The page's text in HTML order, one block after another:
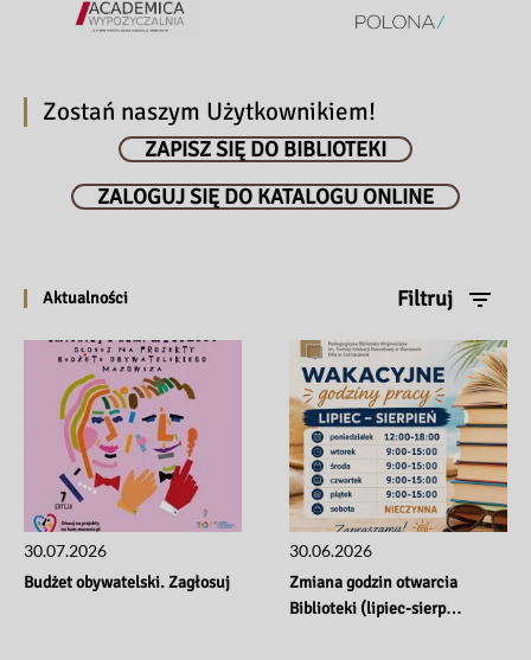
Zostań naszym Użytkownikiem!
ZAPISZ SIĘ DO BIBLIOTEKI
ZALOGUJ SIĘ DO KATALOGU ONLINE
Aktualności Filtruj
30.07.2026
Budżet obywatelski. Zagłosuj
30.06.2026
Zmiana godzin otwarcia
Biblioteki (lipiec-sierp…